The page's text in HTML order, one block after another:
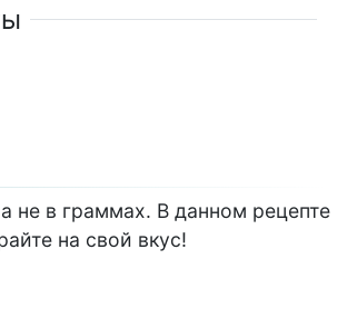
не в граммах. В данном рецепте
на свой вкус!